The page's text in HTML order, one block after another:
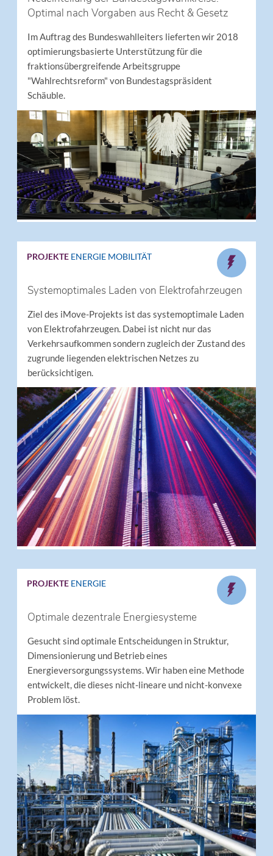
Optimal nach Vorgaben aus Recht & Gesetz
Im Auftrag des Bundeswahlleiters lieferten wir 2018
optimierungsbasierte Unterstützung für die
fraktionsübergreifende Arbeitsgruppe
"Wahlrechtsreform" von Bundestagspräsident
Schäuble.
PROJEKTE ENERGIE MOBILITÄT
Systemoptimales Laden von Elektrofahrzeugen
Ziel des iMove-Projekts ist das systemoptimale Laden
von Elektrofahrzeugen. Dabei ist nicht nur das
Verkehrsaufkommen sondern zugleich der Zustand des
zugrunde liegenden elektrischen Netzes zu
berücksichtigen.
PROJEKTE ENERGIE
Optimale dezentrale Energiesysteme
Gesucht sind optimale Entscheidungen in Struktur,
Dimensionierung und Betrieb eines
Energieversorgungssystems. Wir haben eine Methode
entwickelt, die dieses nicht-lineare und nicht-konvexe
Problem löst.